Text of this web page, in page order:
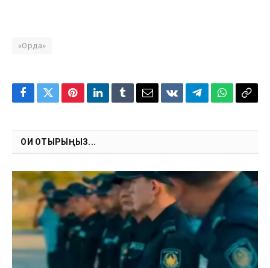
«Орда»
Facebook
TwitterPinterestLinkedInTumblrEmailVKontakte
TelegramWhatsApp
Copy
ОҚИ ОТЫРЫҢЫЗ...